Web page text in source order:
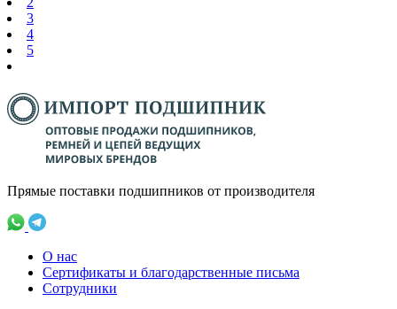
3
4
5
Прямые поставки подшипников от производителя
О нас
Сертификаты и благодарственные письма
Сотрудники